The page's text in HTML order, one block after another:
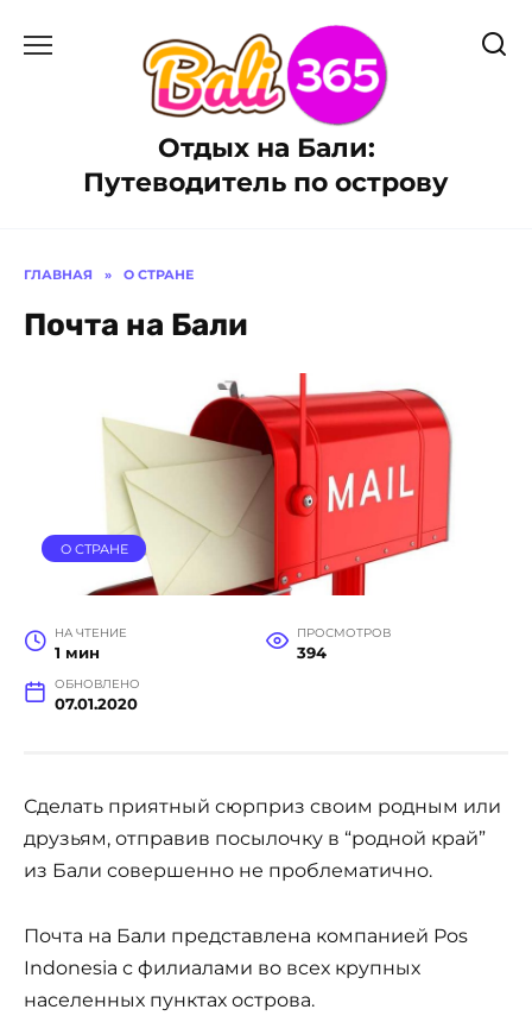
Отдых на Бали:
Путеводитель по острову
ГЛАВНАЯ » О СТРАНЕ
Почта на Бали
О СТРАНЕ
НА ЧТЕНИЕ
1 мин
ПРОСМОТРОВ
394
ОБНОВЛЕНО
07.01.2020
Сделать приятный сюрприз своим родным или
друзьям, отправив посылочку в “родной край”
из Бали совершенно не проблематично.
Почта на Бали представлена компанией Pos
Indonesia с филиалами во всех крупных
населенных пунктах острова.